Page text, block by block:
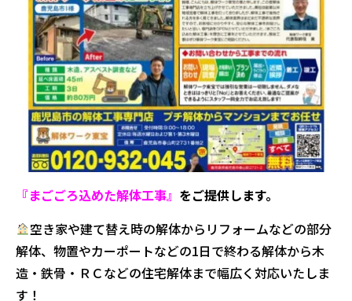
『まごごろ込めた解体工事』 をご提供します。
空き家や建て替え時の解体からリフォームなどの部分
解体、物置やカーポートなどの1日で終わる解体から木
造・鉄骨・ＲＣなどの住宅解体まで幅広く対応いたしま
す！